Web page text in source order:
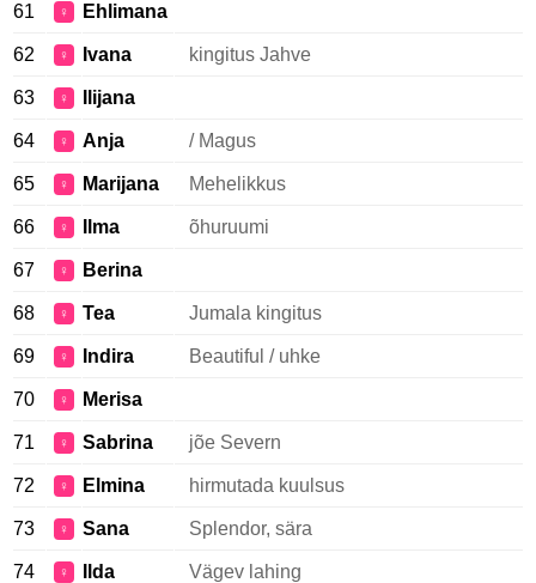
61 ♀ Ehlimana
62 ♀ Ivana kingitus Jahve
63 ♀ Ilijana
64 ♀ Anja / Magus
65 ♀ Marijana Mehelikkus
66 ♀ Ilma õhuruumi
67 ♀ Berina
68 ♀ Tea Jumala kingitus
69 ♀ Indira Beautiful / uhke
70 ♀ Merisa
71 ♀ Sabrina jõe Severn
72 ♀ Elmina hirmutada kuulsus
73 ♀ Sana Splendor, sära
74 ♀ Ilda Vägev lahing